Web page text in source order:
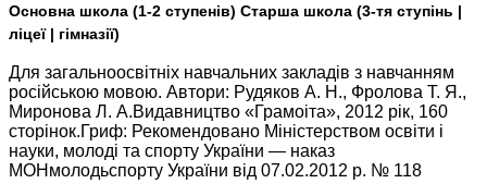
Основна школа (1-2 ступенів) Старша школа (3-тя ступінь |
ліцеї | гімназії)
Для загальноосвітніх навчальних закладів з навчанням
російською мовою. Автори: Рудяков А. Н., Фролова Т. Я.,
Миронова Л. А.Видавництво «Грамоіта», 2012 рік, 160
сторінок.Гриф: Рекомендовано Міністерством освіти і
науки, молоді та спорту України — наказ
МОНмолодьспорту України від 07.02.2012 р. № 118